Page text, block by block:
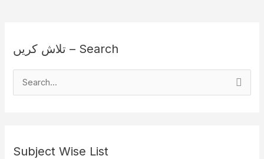
تلاش کریں – Search
c
Subject Wise List